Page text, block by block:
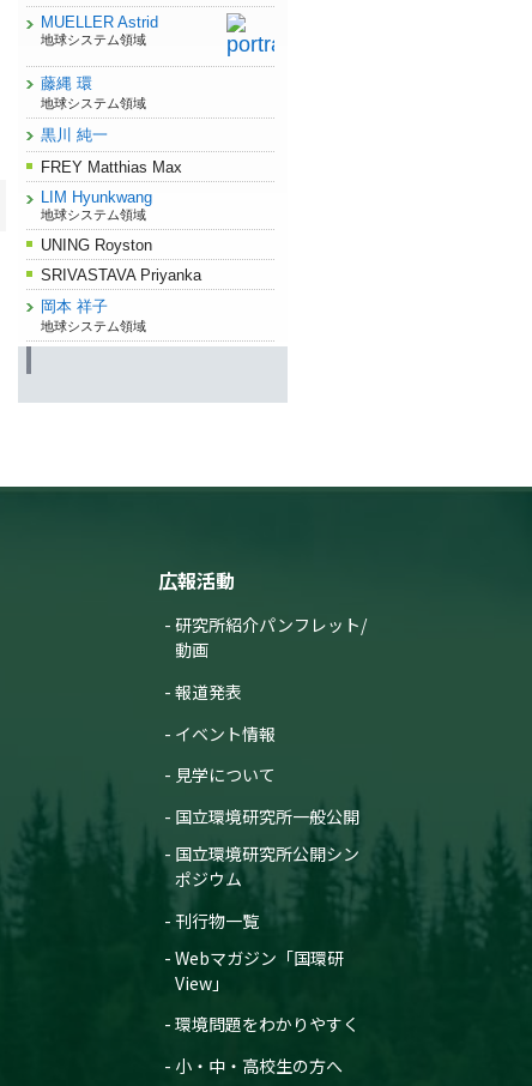
MUELLER Astrid
地球システム領域
藤縄 環
地球システム領域
黒川 純一
FREY Matthias Max
LIM Hyunkwang
地球システム領域
UNING Royston
SRIVASTAVA Priyanka
岡本 祥子
地球システム領域
広報活動
研究所紹介パンフレット/
動画
報道発表
イベント情報
見学について
国立環境研究所一般公開
国立環境研究所公開シン
ポジウム
刊行物一覧
Webマガジン「国環研
View」
環境問題をわかりやすく
小・中・高校生の方へ